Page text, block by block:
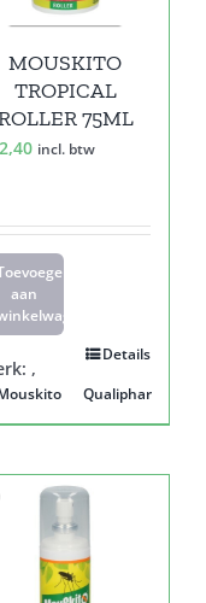
MOUSKITO
TROPICAL
75ML
incl. btw
aan
Details
,
Qualiphar